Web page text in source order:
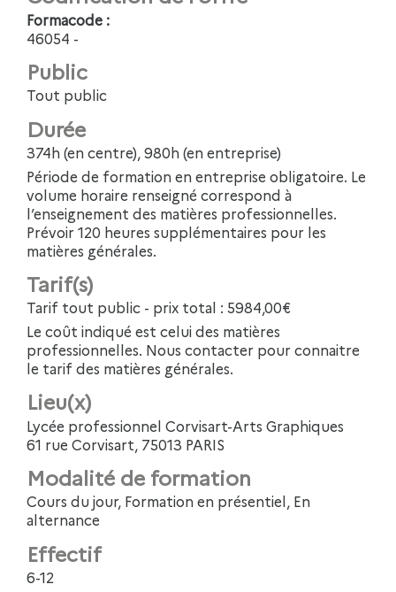
Formacode :
46054 -
Public
Tout public
Durée
374h (en centre), 980h (en entreprise)
Période de formation en entreprise obligatoire. Le
volume horaire renseigné correspond à
l’enseignement des matières professionnelles.
Prévoir 120 heures supplémentaires pour les
matières générales.
Tarif(s)
Tarif tout public - prix total : 5984,00€
Le coût indiqué est celui des matières
professionnelles. Nous contacter pour connaitre
le tarif des matières générales.
Lieu(x)
Lycée professionnel Corvisart-Arts Graphiques
61 rue Corvisart, 75013 PARIS
Modalité de formation
Cours du jour, Formation en présentiel, En
alternance
Effectif
6-12